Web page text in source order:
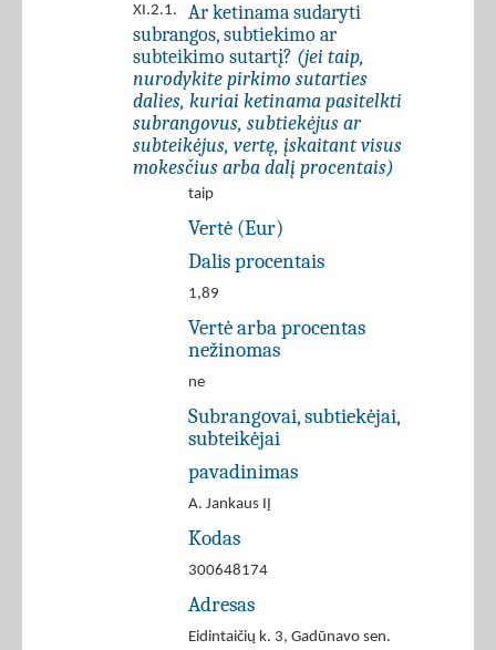
XI.2.1.
Ar ketinama sudaryti
subrangos, subtiekimo ar
subteikimo sutartį? (jei taip,
nurodykite pirkimo sutarties
dalies, kuriai ketinama pasitelkti
subrangovus, subtiekėjus ar
subteikėjus, vertę, įskaitant visus
mokesčius arba dalį procentais)
taip
Vertė (Eur)
Dalis procentais
1,89
Vertė arba procentas
nežinomas
ne
Subrangovai, subtiekėjai,
subteikėjai
pavadinimas
A. Jankaus IĮ
Kodas
300648174
Adresas
Eidintaičių k. 3, Gadūnavo sen.